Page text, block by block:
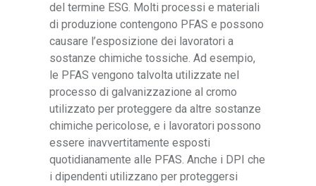
del termine ESG. Molti processi e materiali
di produzione contengono PFAS e possono
causare l’esposizione dei lavoratori a
sostanze chimiche tossiche. Ad esempio,
le PFAS vengono talvolta utilizzate nel
processo di galvanizzazione al cromo
utilizzato per proteggere da altre sostanze
chimiche pericolose, e i lavoratori possono
essere inavvertitamente esposti
quotidianamente alle PFAS. Anche i DPI che
i dipendenti utilizzano per proteggersi